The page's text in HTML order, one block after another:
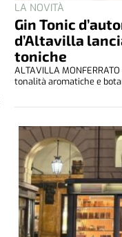
LA NOVITÀ
Gin Tonic
d’Altavilla
toniche
ALTAVILLA
tonalità aromatiche e